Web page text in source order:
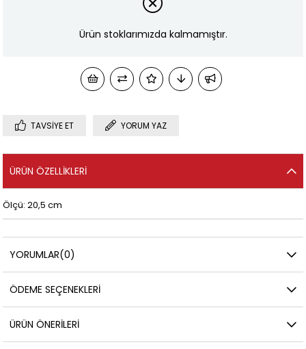
Ürün stoklarımızda kalmamıştır.
TAVSIYE ET YORUM YAZ
ÜRÜN ÖZELLIKLERI
Ölçü: 20,5 cm
YORUMLAR(0)
ÖDEME SEÇENEKLERI
ÜRÜN ÖNERILERI